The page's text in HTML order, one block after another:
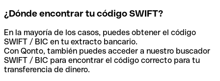
¿Dónde encontrar tu código SWIFT?
En la mayoría de los casos, puedes obtener el código
SWIFT / BIC en tu extracto bancario.
Con Qonto, también puedes acceder a nuestro buscador
SWIFT / BIC para encontrar el código correcto para tu
transferencia de dinero.